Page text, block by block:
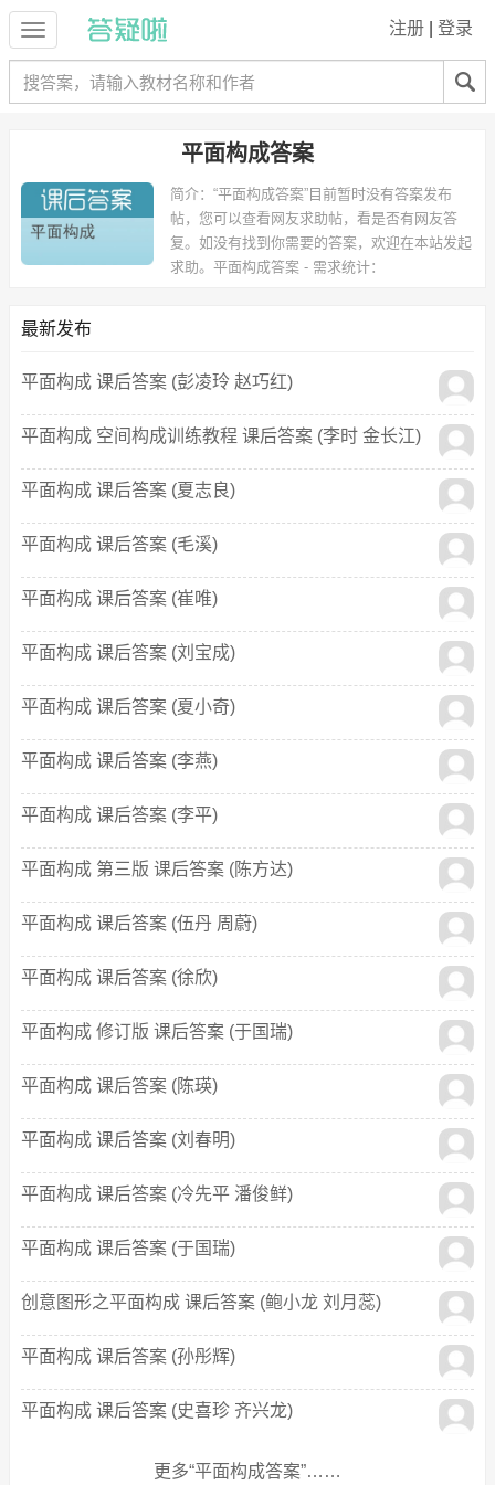
注册 登录
平面构成答案
简介： “平面构成答案”目前暂时没有答案发布
帖，您可以查看网友求助帖，看是否有网友答
复。如没有找到你需要的答案，欢迎在本站发起
求助。 平面构成答案 - 需求统计：
以下学校的同学下载过
最新发布
平面构成 课后答案 (彭凌玲 赵巧红)
平面构成 空间构成训练教程 课后答案 (李时 金长江)
平面构成 课后答案 (夏志良)
平面构成 课后答案 (毛溪)
平面构成 课后答案 (崔唯)
平面构成 课后答案 (刘宝成)
平面构成 课后答案 (夏小奇)
平面构成 课后答案 (李燕)
平面构成 课后答案 (李平)
平面构成 第三版 课后答案 (陈方达)
平面构成 课后答案 (伍丹 周蔚)
平面构成 课后答案 (徐欣)
平面构成 修订版 课后答案 (于国瑞)
平面构成 课后答案 (陈瑛)
平面构成 课后答案 (刘春明)
平面构成 课后答案 (冷先平 潘俊鲜)
平面构成 课后答案 (于国瑞)
创意图形之平面构成 课后答案 (鲍小龙 刘月蕊)
平面构成 课后答案 (孙彤辉)
平面构成 课后答案 (史喜珍 齐兴龙)
更多“平面构成答案”……